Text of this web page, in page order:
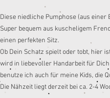
Diese niedliche Pumphose (aus
Super bequem aus kuscheligem
einen perfekten Sitz.
Ob Dein Schatz spielt oder tobt, hier
wird in liebevoller Handarbeit für
benutze ich auch für meine Kids, die
Die Nähzeit liegt derzeit bei ca. 2-4